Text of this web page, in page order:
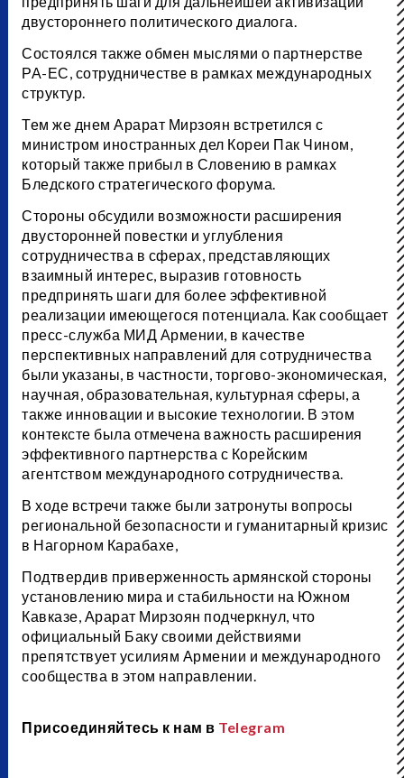
двустороннего политического диалога.
Состоялся также обмен мыслями о партнерстве
РА-ЕС, сотрудничестве в рамках международных
структур.
Тем же днем Арарат Мирзоян встретился с
министром иностранных дел Кореи Пак Чином,
который также прибыл в Словению в рамках
Бледского стратегического форума.
Стороны обсудили возможности расширения
двусторонней повестки и углубления
сотрудничества в сферах, представляющих
взаимный интерес, выразив готовность
предпринять шаги для более эффективной
реализации имеющегося потенциала. Как сообщает
пресс-служба МИД Армении, в качестве
перспективных направлений для сотрудничества
были указаны, в частности, торгово-экономическая,
научная, образовательная, культурная сферы, а
также инновации и высокие технологии. В этом
контексте была отмечена важность расширения
эффективного партнерства с Корейским
агентством международного сотрудничества.
В ходе встречи также были затронуты вопросы
региональной безопасности и гуманитарный кризис
в Нагорном Карабахе,
Подтвердив приверженность армянской стороны
установлению мира и стабильности на Южном
Кавказе, Арарат Мирзоян подчеркнул, что
официальный Баку своими действиями
препятствует усилиям Армении и международного
сообщества в этом направлении.
Присоединяйтесь к нам в Telegram